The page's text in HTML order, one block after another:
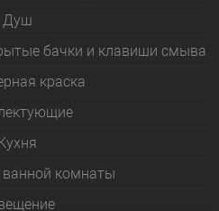
Душ
бачки и клавиши смыва
краска
комнаты